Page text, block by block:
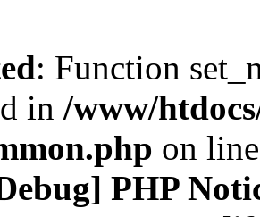
: Function
in /www/
on
PHP